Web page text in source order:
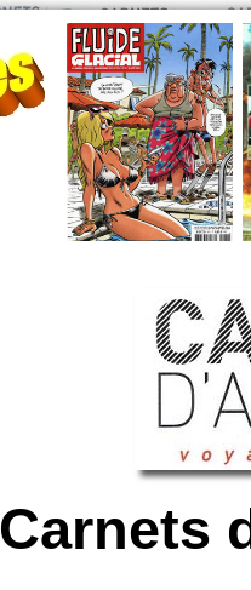
Carnets